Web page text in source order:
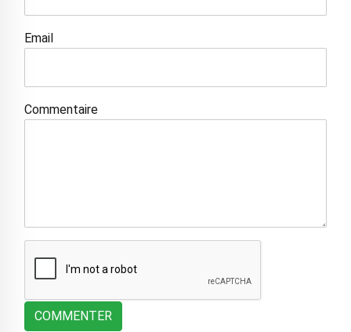
Email
Commentaire
COMMENTER